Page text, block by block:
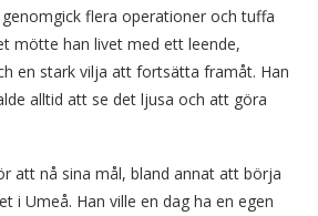
flera operationer och tuffa
mötte han livet med ett leende,
en stark vilja att fortsätta framåt. Han
alltid att se det ljusa och att göra
att nå sina mål, bland annat att börja
i Umeå. Han ville en dag ha en egen